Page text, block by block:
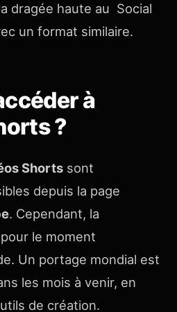
dragée haute au Social
un format similaire.
à
?
Shorts sont
depuis la page
. Cependant, la
le moment
Un portage mondial est
les mois à venir, en
de création.